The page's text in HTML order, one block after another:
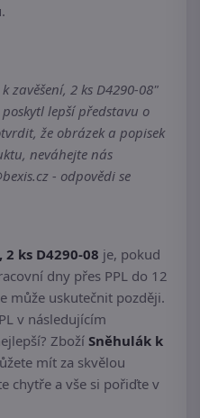
zavěšení, 2 ks D4290-08"
lepší představu o
že obrázek a popisek
neváhejte nás
- odpovědi se
ks D4290-08 je, pokud
dny přes PPL do 12
může uskutečnit později.
v následujícím
Zboží Sněhulák k
mít za skvělou
chytře a vše si pořiďte v